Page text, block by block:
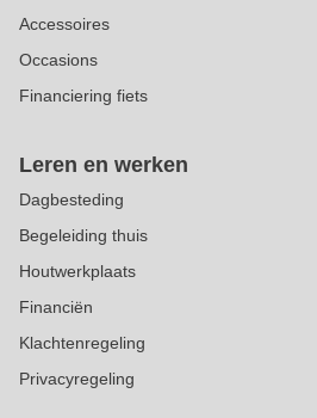
Accessoires
Occasions
Financiering fiets
Leren en werken
Dagbesteding
Begeleiding thuis
Houtwerkplaats
Financiën
Klachtenregeling
Privacyregeling